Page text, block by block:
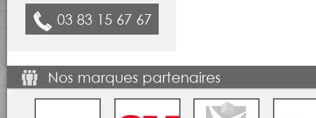
03 83 15 67 67
Nos marques partenaires